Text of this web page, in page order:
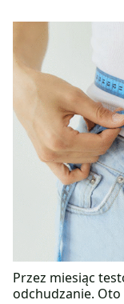
Przez miesiąc
odchudzanie.